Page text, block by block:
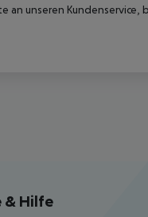
an unseren Kundenservice,
& Hilfe